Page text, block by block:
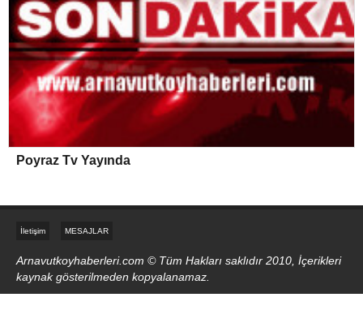
Poyraz Tv Yayında
İletişim MESAJLAR
Arnavutkoyhaberleri.com © Tüm Hakları saklıdır 2010, İçerikleri
kaynak gösterilmeden kopyalanamaz.